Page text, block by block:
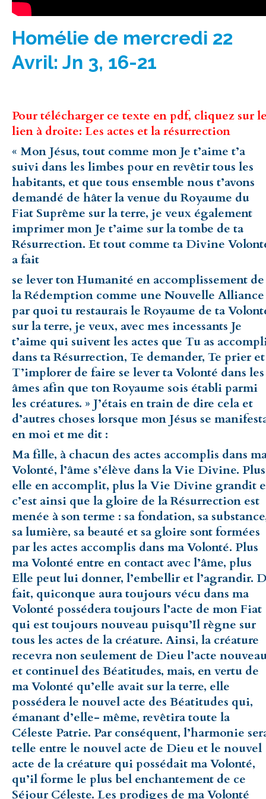
Homélie de mercredi 22
Avril: Jn 3, 16-21
Pour télécharger ce texte en pdf, cliquez sur
lien à droite: Les actes et la résurrection
« Mon Jésus, tout comme mon Je t’aime t’a
suivi dans les limbes pour en revêtir tous les
habitants, et que tous ensemble nous t’avons
demandé de hâter la venue du Royaume du
Fiat Suprême sur la terre, je veux également
imprimer mon Je t’aime sur la tombe de ta
Résurrection. Et tout comme ta Divine
a fait
se lever ton Humanité en accomplissement de
la Rédemption comme une Nouvelle Alliance
par quoi tu restaurais le Royaume de ta
sur la terre, je veux, avec mes incessants Je
t’aime qui suivent les actes que Tu as
dans ta Résurrection, Te demander, Te prier et
T’implorer de faire se lever ta Volonté dans les
âmes afin que ton Royaume sois établi parmi
les créatures. » J’étais en train de dire cela et
d’autres choses lorsque mon Jésus se
en moi et me dit :
Ma fille, à chacun des actes accomplis dans
Volonté, l’âme s’élève dans la Vie Divine. Plus
elle en accomplit, plus la Vie Divine grandit
c’est ainsi que la gloire de la Résurrection est
menée à son terme : sa fondation, sa
sa lumière, sa beauté et sa gloire sont formées
par les actes accomplis dans ma Volonté. Plus
ma Volonté entre en contact avec l’âme, plus
Elle peut lui donner, l’embellir et l’agrandir.
fait, quiconque aura toujours vécu dans ma
Volonté possédera toujours l’acte de mon Fiat
qui est toujours nouveau puisqu’Il règne sur
tous les actes de la créature. Ainsi, la créature
recevra non seulement de Dieu l’acte
et continuel des Béatitudes, mais, en vertu de
ma Volonté qu’elle avait sur la terre, elle
possédera le nouvel acte des Béatitudes qui,
émanant d’elle- même, revêtira toute la
Céleste Patrie. Par conséquent, l’harmonie
telle entre le nouvel acte de Dieu et le nouvel
acte de la créature qui possédait ma Volonté,
qu’il forme le plus bel enchantement de ce
Séjour Céleste. Les prodiges de ma Volonté